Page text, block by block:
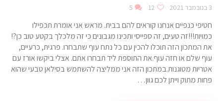
3 בנובמבר 2021 12
5
חטיפי כנפיים אנחנו קוראים להם בבית. מראש אני אומרת תכפילו
כמויות!!!זה טעים, זה ספייסי ותכינו מגבונים כי זה מלכלך בקטע טוב כן?!
את המתכון הזה תוכלו להכין עם כל נתח עוף שתבחרו. פרגית, כרעיים,
עוף שלם או חזה עוף.את התוספת ליד תבחרו אתם. אצלי ביקשו אורז עם
אטריות מטוגנות.במתכון הזה אני ממליצה להשתמש בסילאן טבעי שהוא
פחות מתוק וייתן לכם גוון…